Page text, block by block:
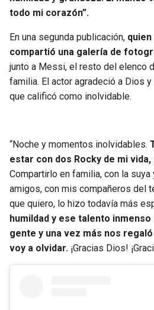
todo mi corazón”.
En una segunda publicación, quien
compartió una galería de
junto a Messi, el resto del elenco
familia. El actor agradeció a Dios
que calificó como inolvidable.
“Noche y momentos inolvidables.
estar con dos Rocky de mi vida,
Compartirlo en familia, con la suya
amigos, con mis compañeros del
que quiero, lo hizo todavía más
humildad y ese talento
gente y una vez más nos
voy a olvidar. ¡Gracias Dios!